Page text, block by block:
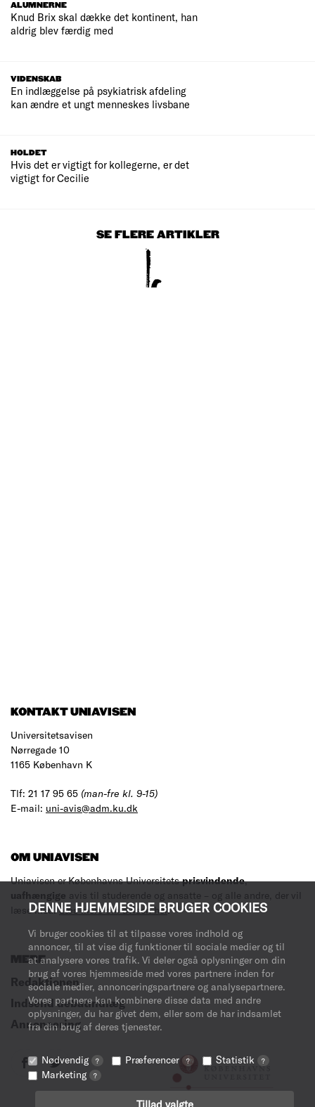
DENNE HJEMMESIDE BRUGER COOKIES
Vi bruger cookies til at tilpasse vores indhold og
annoncer, til at vise dig funktioner til sociale medier og til
at analysere vores trafik. Vi deler også oplysninger om din
brug af vores hjemmeside med vores partnere inden for
sociale medier, annonceringspartnere og analysepartnere.
Vores partnere kan kombinere disse data med andre
oplysninger, du har givet dem, eller som de har indsamlet
fra din brug af deres tjenester.
Nødvendig ? Præferencer ? Statistik ?
Marketing ?
Tillad valgte
ALUMNERNE
Knud Brix skal dække det kontinent, han
aldrig blev færdig med
VIDENSKAB
En indlæggelse på psykiatrisk afdeling
kan ændre et ungt menneskes livsbane
HOLDET
Hvis det er vigtigt for kollegerne, er det
vigtigt for Cecilie
SE FLERE ARTIKLER
KONTAKT UNIAVISEN
Universitetsavisen
Nørregade 10
1165 København K
Tlf: 21 17 95 65 (man-fre kl. 9-15)
E-mail: uni-avis@adm.ku.dk
OM UNIAVISEN
Uniavisen er Københavns Universitetsprisvindende,
uafhængige avis til studerende og ansatte – og alle andre, der vil
læse med.Læs mere om avisen her.
MERE
Redaktionen
Indsend debatindlæg
Annoncering